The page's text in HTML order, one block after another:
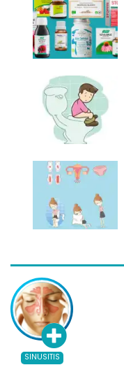
SINUSITIS